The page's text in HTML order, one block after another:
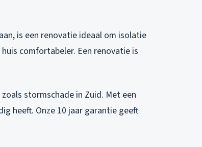
is een renovatie ideaal om isolatie
comfortabeler. Een renovatie is
stormschade in Zuid. Met een
heeft. Onze 10 jaar garantie geeft